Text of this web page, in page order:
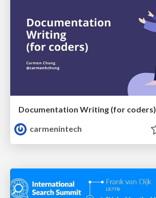
Documentation Writing (for coders)
carmenintech